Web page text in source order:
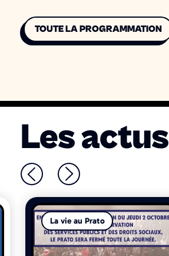
TOUTE LA PROGRAMMATION
Les actus
La vie au Prato